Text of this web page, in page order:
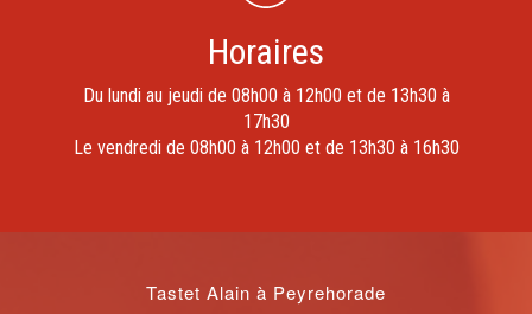
Horaires
Du lundi au jeudi de 08h00 à 12h00 et de 13h30 à
17h30
Le vendredi de 08h00 à 12h00 et de 13h30 à 16h30
Tastet Alain à Peyrehorade